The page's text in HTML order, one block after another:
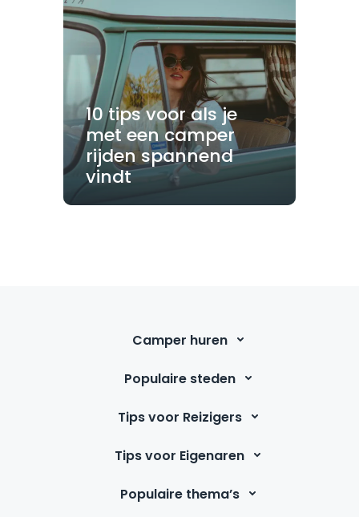
10 tips voor als je
met een camper
rijden spannend
vindt
Camper huren
Populaire steden
Tips voor Reizigers
Tips voor Eigenaren
Populaire thema’s